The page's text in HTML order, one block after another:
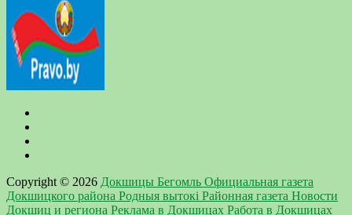
Copyright © 2026 Докшицы Бегомль Официальная газета
Докшицкого района Родныя вытокi Районная газета Новости
Докшиц и региона Реклама в Докшицах Работа в Докшицах